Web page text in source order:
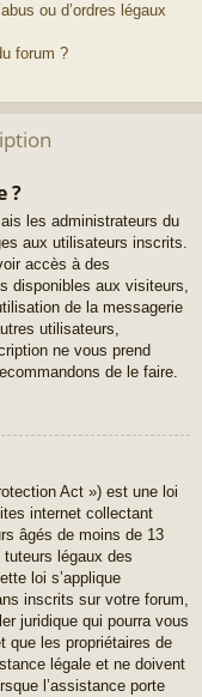
ou d’ordres légaux
forum ?
?
les administrateurs du
aux utilisateurs inscrits.
accès à des
disponibles aux visiteurs,
de la messagerie
utilisateurs,
ne vous prend
de le faire.
Act ») est une loi
internet collectant
âgés de moins de 13
légaux des
loi s’applique
inscrits sur votre forum,
juridique qui pourra vous
que les propriétaires de
légale et ne doivent
l’assistance porte